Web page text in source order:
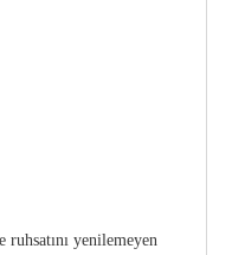
ruhsatını yenilemeyen